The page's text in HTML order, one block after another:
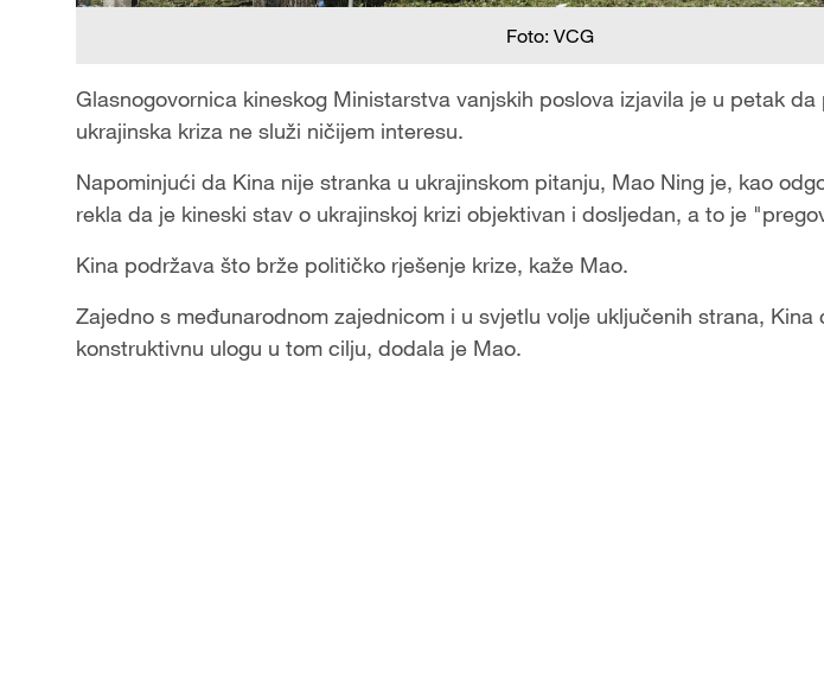
Foto: VCG
Glasnogovornica kineskog Ministarstva vanjskih poslova izjavila je u petak da
ukrajinska kriza ne služi ničijem interesu.
Napominjući da Kina nije stranka u ukrajinskom pitanju, Mao Ning je, kao
rekla da je kineski stav o ukrajinskoj krizi objektivan i dosljedan, a to je
Kina podržava što brže političko rješenje krize, kaže Mao.
Zajedno s međunarodnom zajednicom i u svjetlu volje uključenih strana, Kina
konstruktivnu ulogu u tom cilju, dodala je Mao.